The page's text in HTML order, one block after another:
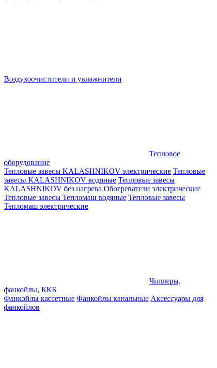
Воздухоочистители и увлажнители
Тепловое
оборудование
Тепловые завесы KALASHNIKOV электрические Тепловые
завесы KALASHNIKOV водяные Тепловые завесы
KALASHNIKOV без нагрева Обогреватели электрические
Тепловые завесы Тепломаш водяные Тепловые завесы
Тепломаш электрические
Чиллеры,
фанкойлы, ККБ
Фанкойлы кассетные Фанкойлы канальные Аксессуары для
фанкойлов